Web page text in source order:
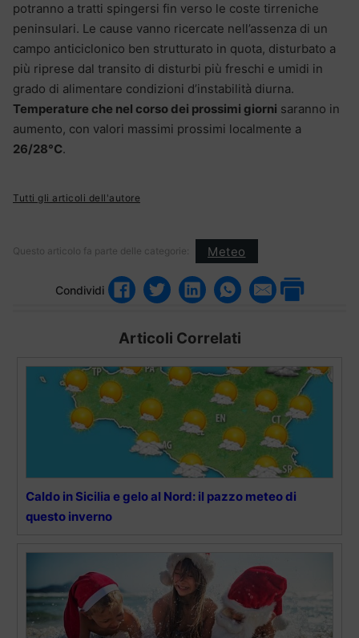
potranno a tratti spingersi fin verso le coste tirreniche
peninsulari. Le cause vanno ricercate nell’assenza di un
campo anticiclonico ben strutturato in quota, disturbato a
più riprese dal transito di disturbi più freschi e umidi in
grado di alimentare condizioni d’instabilità diurna.
Temperature che nel corso dei prossimi giorni saranno in
aumento, con valori massimi prossimi localmente a
26/28°C.
Tutti gli articoli dell'autore
Questo articolo fa parte delle categorie: Meteo
Condividi
Articoli Correlati
Caldo in Sicilia e gelo al Nord: il pazzo meteo di
questo inverno